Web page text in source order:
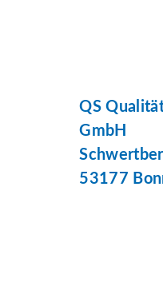
QS
GmbH
53177